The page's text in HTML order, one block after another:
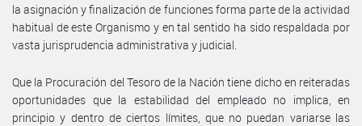
la asignación y finalización de funciones forma parte de la actividad
habitual de este Organismo y en tal sentido ha sido respaldada por
vasta jurisprudencia administrativa y judicial.
Que la Procuración del Tesoro de la Nación tiene dicho en reiteradas
oportunidades que la estabilidad del empleado no implica, en
principio y dentro de ciertos límites, que no puedan variarse las